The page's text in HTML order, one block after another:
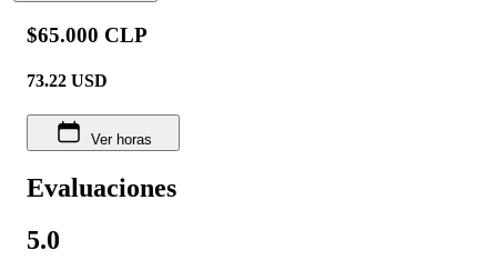
$65.000 CLP
73.22 USD
Ver horas
Evaluaciones
5.0